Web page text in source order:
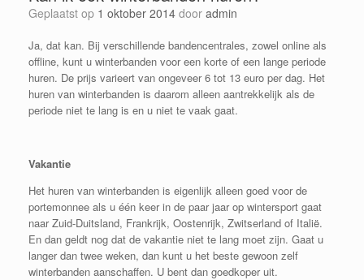
Geplaatst op 1 oktober 2014 door admin
Ja, dat kan. Bij verschillende bandencentrales, zowel online als
offline, kunt u winterbanden voor een korte of een lange periode
huren. De prijs varieert van ongeveer 6 tot 13 euro per dag. Het
huren van winterbanden is daarom alleen aantrekkelijk als de
periode niet te lang is en u niet te vaak gaat.
Vakantie
Het huren van winterbanden is eigenlijk alleen goed voor de
portemonnee als u één keer in de paar jaar op wintersport gaat
naar Zuid-Duitsland, Frankrijk, Oostenrijk, Zwitserland of Italië.
En dan geldt nog dat de vakantie niet te lang moet zijn. Gaat u
langer dan twee weken, dan kunt u het beste gewoon zelf
winterbanden aanschaffen. U bent dan goedkoper uit.